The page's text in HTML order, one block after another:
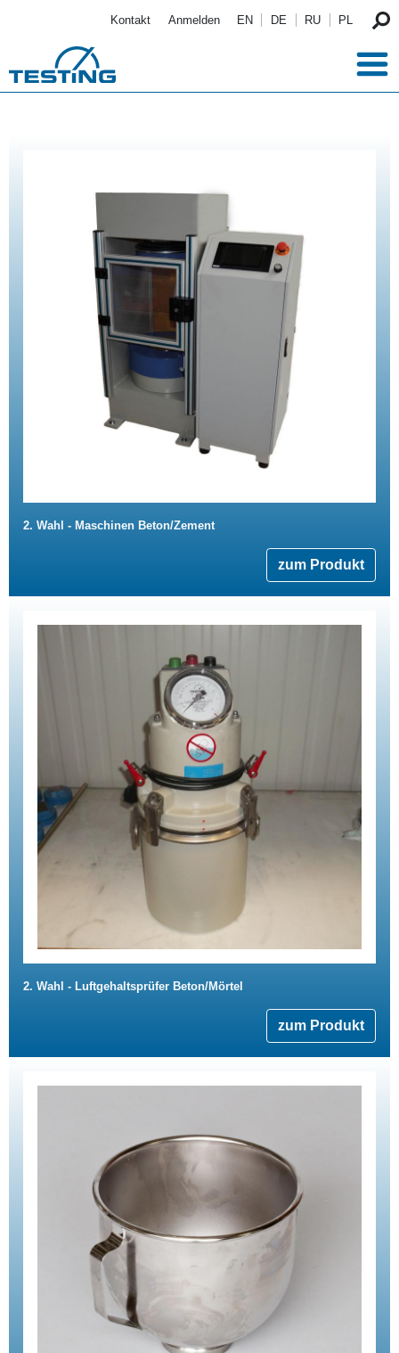
Kontakt Anmelden EN DE RU PL
2. Wahl - Maschinen Beton/Zement
zum Produkt
2. Wahl - Luftgehaltsprüfer Beton/Mörtel
zum Produkt